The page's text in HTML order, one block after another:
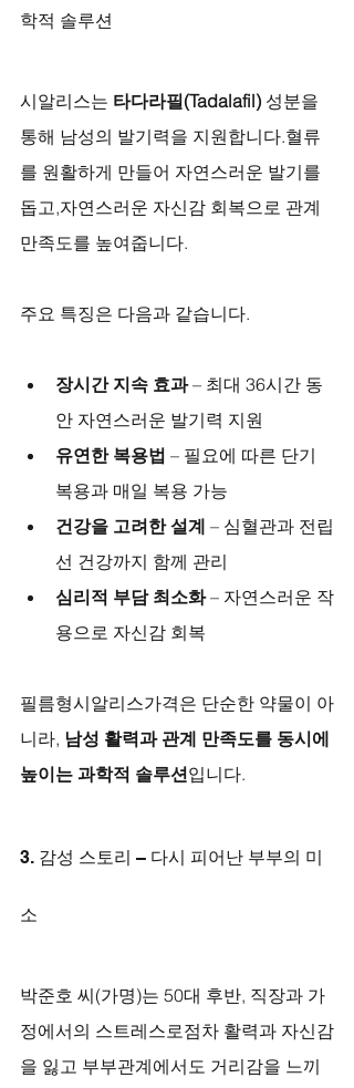
학적 솔루션
시알리스는 타다라필(Tadalafil) 성분을
통해 남성의 발기력을 지원합니다.혈류
를 원활하게 만들어 자연스러운 발기를
돕고,자연스러운 자신감 회복으로 관계
만족도를 높여줍니다.
주요 특징은 다음과 같습니다.
장시간 지속 효과 – 최대 36시간 동
안 자연스러운 발기력 지원
유연한 복용법 – 필요에 따른 단기
복용과 매일 복용 가능
건강을 고려한 설계 – 심혈관과 전립
선 건강까지 함께 관리
심리적 부담 최소화 – 자연스러운 작
용으로 자신감 회복
필름형시알리스가격은 단순한 약물이 아
니라, 남성 활력과 관계 만족도를 동시에
높이는 과학적 솔루션입니다.
3. 감성 스토리 – 다시 피어난 부부의 미
소
박준호 씨(가명)는 50대 후반, 직장과 가
정에서의 스트레스로점차 활력과 자신감
을 잃고 부부관계에서도 거리감을 느끼